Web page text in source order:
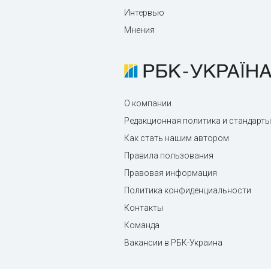
Интервью
Мнения
О компании
Редакционная политика и стандарты
Как стать нашим автором
Правила пользования
Правовая информация
Политика конфиденциальности
Контакты
Команда
Вакансии в РБК-Украина